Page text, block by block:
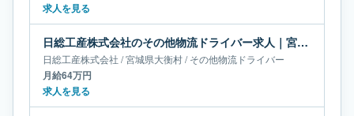
求人を見る
日総工産株式会社のその他物流ドライバー求人｜宮城県大衡村｜月給64万円
日総工産株式会社 /宮城県大衡村/その他物流ドライバー
月給64万円
求人を見る